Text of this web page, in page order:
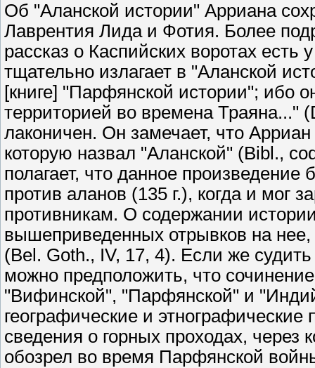
Об "Аланской истории" Арриана
Лаврентия Лида и Фотия. Более
рассказ о Каспийских воротах
тщательно излагает в "Аланской
[книге] "Парфянской истории"; ибо
территорией во времена Траяна..."
лаконичен. Он замечает, что
которую назвал "Аланской" (Bibl.,
полагает, что данное
против аланов (135 г.), когда и мог
противникам. О содержании
вышеприведенных отрывков на
(Bel. Goth., IV, 17, 4). Если же
можно предположить, что
"Вифинской", "Парфянской" и
географические и
сведения о горных проходах, через
обозрел во время Парфянской